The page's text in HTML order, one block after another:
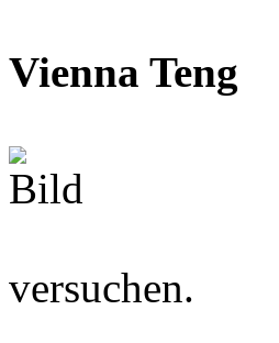
Vienna Teng
versuchen.